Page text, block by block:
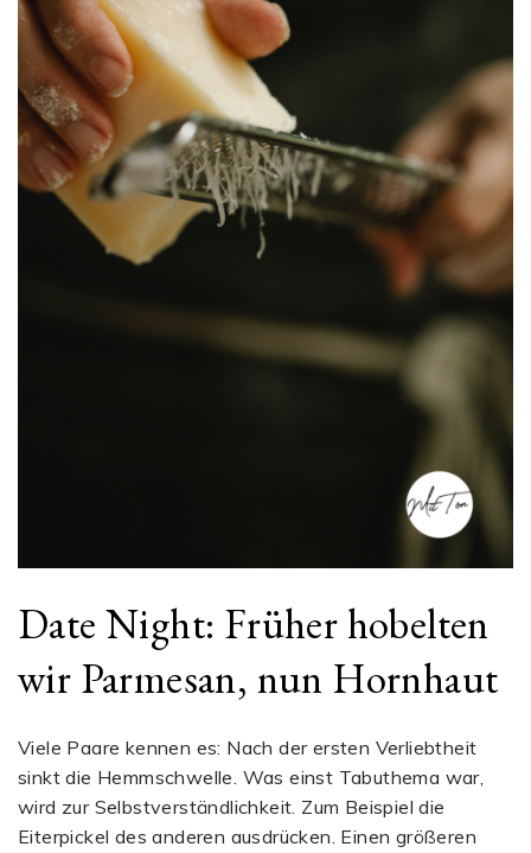
Date Night: Früher hobelten
wir Parmesan, nun Hornhaut
Viele Paare kennen es: Nach der ersten Verliebtheit
sinkt die Hemmschwelle. Was einst Tabuthema war,
wird zur Selbstverständlichkeit. Zum Beispiel die
Eiterpickel des anderen ausdrücken. Einen größeren